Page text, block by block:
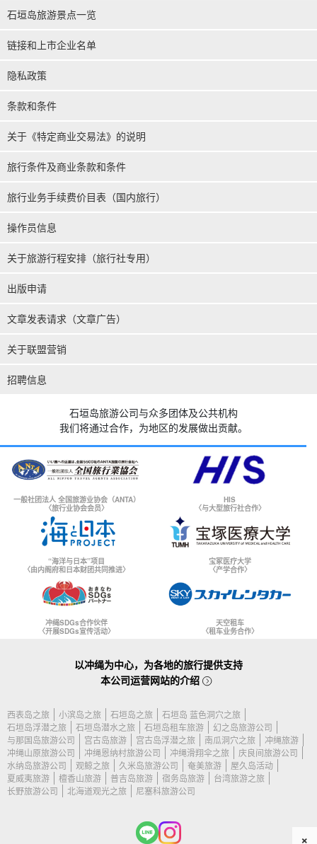
石垣岛旅游景点一览
链接和上市企业名单
隐私政策
条款和条件
关于《特定商业交易法》的说明
旅行条件及商业条款和条件
旅行业务手续费价目表（国内旅行）
操作员信息
关于旅游行程安排（旅行社专用）
出版申请
文章发表请求（文章广告）
关于联盟营销
招聘信息
石垣岛旅游公司与众多团体及公共机构
我们将通过合作，为地区的发展做出贡献。
一般社团法人 全国旅游业协会（ANTA）
〈旅行业协会会员〉
HIS
〈与大型旅行社合作〉
“海洋与日本”项目
〈由内阁府和日本财团共同推进〉
宝冢医疗大学
〈产学合作〉
冲绳SDGs合作伙伴
〈开展SDGs宣传活动〉
天空租车
〈租车业务合作〉
以冲绳为中心，为各地的旅行提供支持
本公司运营网站的介绍
西表岛之旅 小滨岛之旅 石垣岛之旅
石垣岛 蓝色洞穴之旅
石垣岛浮潜之旅
石垣岛潜水之旅 石垣岛租车旅游
幻之岛旅游公司
与那国岛旅游公司
宫古岛旅游 宫古岛浮潜之旅 南瓜洞穴之旅
冲绳旅游
冲绳山原旅游公司
冲绳恩纳村旅游公司 冲绳滑翔伞之旅
庆良间旅游公司
水纳岛旅游公司
观鲸之旅 久米岛旅游公司 奄美旅游
屋久岛活动
夏威夷旅游
檀香山旅游 普吉岛旅游 宿务岛旅游
台湾旅游之旅
长野旅游公司
北海道观光之旅 尼塞科旅游公司
×